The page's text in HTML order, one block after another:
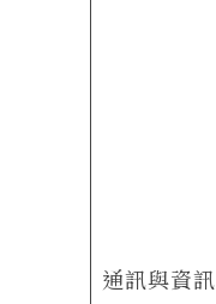
通訊與資訊